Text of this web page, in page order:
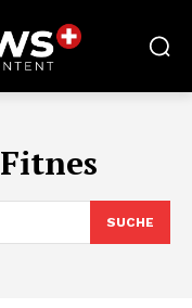
Fitnes
SUCHE